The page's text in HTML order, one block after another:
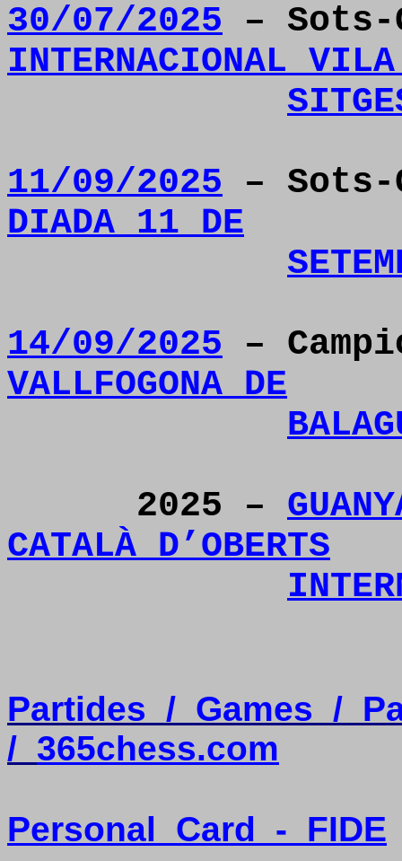
30/07/2025 – Sots-
INTERNACIONAL
11/09/2025 – Sots-
DIADA 11 DE
14/09/2025 –
VALLFOGONA DE
2025 –
CATALÀ D’OBERTS
Partides / Games /
/ 365chess.com
Personal Card - FIDE